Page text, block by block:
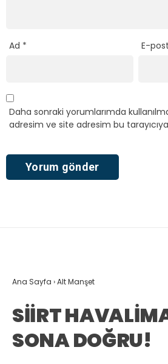
Ad * E-
Daha sonraki yorumlarımda
adresim ve site adresim bu
Ana Sayfa ›Alt Manşet
SİİRT
SONA DOĞRU!